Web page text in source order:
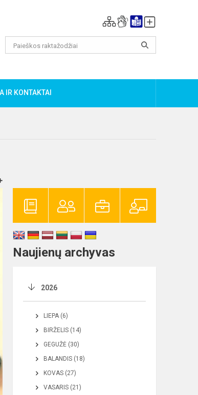
IR KONTAKTAI
Naujienų archyvas
2026
LIEPA (6)
BIRŽELIS (14)
GEGUŽĖ (30)
BALANDIS (18)
KOVAS (27)
VASARIS (21)